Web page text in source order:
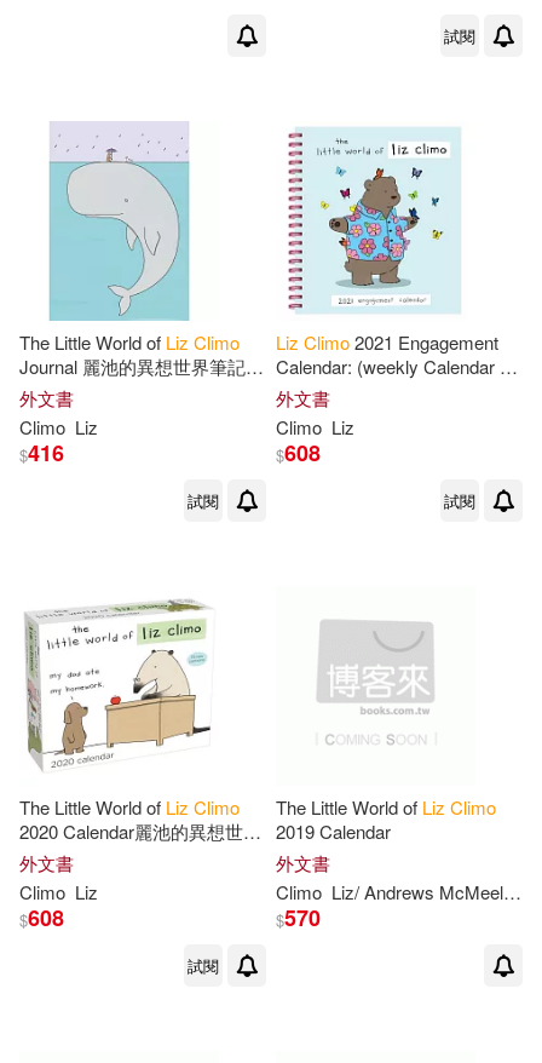
試閱
The Little World of Liz Climo
Journal 麗池的異想世界筆記本
(192頁，12.8X17.6cm)
外文書
Climo Liz
$416
試閱
Liz Climo2021 Engagement
Calendar: (weekly Calendar of
Animal Comic Strips, Funny
Animal Cartoon Planner
Calendar)
外文書
Climo Liz
$608
試閱
The Little World of Liz Climo
2020 Calendar麗池的異想世界
2020桌曆
外文書
Climo Liz
$608
試閱
The Little World of Liz Climo
2019 Calendar
外文書
Climo Liz/ Andrews McMeel Publishing (COR)
$570